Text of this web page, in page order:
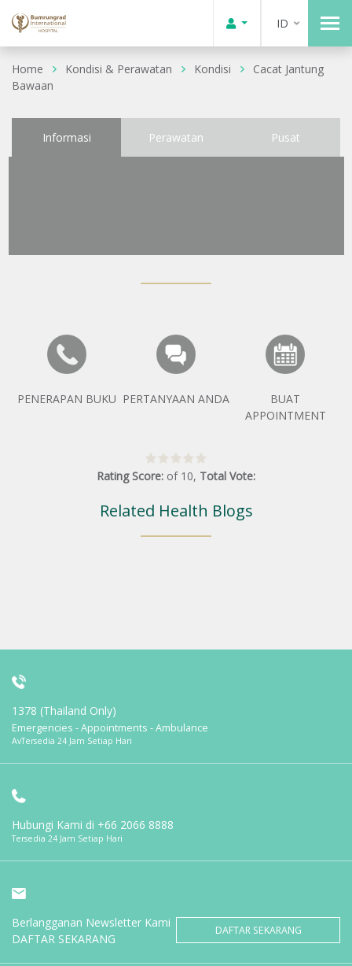
ID
Home Kondisi & Perawatan Kondisi
Cacat Jantung
Bawaan
Informasi Perawatan Pusat
PENERAPAN BUKU PERTANYAAN ANDA
BUAT
APPOINTMENT
Rating Score: of 10, Total Vote:
Related Health Blogs
1378 (Thailand Only)
Emergencies - Appointments - Ambulance
AvTersedia 24 Jam Setiap Hari
Hubungi Kami di +66 2066 8888
Tersedia 24 Jam Setiap Hari
Berlangganan Newsletter Kami
DAFTAR SEKARANG
DAFTAR SEKARANG